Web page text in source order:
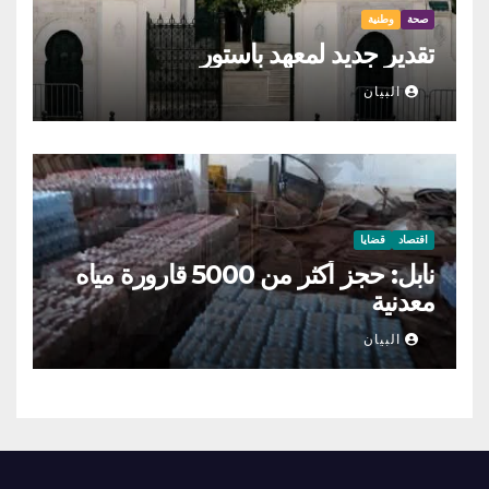
صحة وطنية
تقدير جديد لمعهد باستور
البيان
اقتصاد قضايا
نابل: حجز أكثر من 5000 قارورة مياه
معدنية
البيان